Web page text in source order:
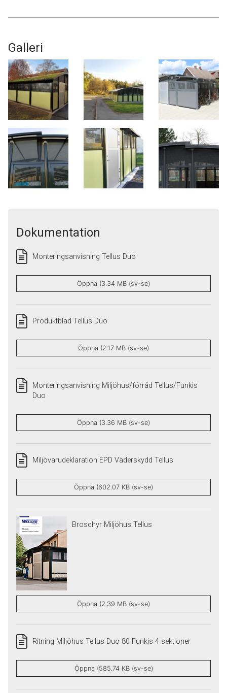
Galleri
Dokumentation
Monteringsanvisning Tellus Duo
Öppna (3.34 MB (sv-se)
Produktblad Tellus Duo
Öppna (2.17 MB (sv-se)
Monteringsanvisning Miljöhus/förråd Tellus/Funkis
Duo
Öppna (3.36 MB (sv-se)
Miljövarudeklaration EPD Väderskydd Tellus
Öppna (602.07 KB (sv-se)
Broschyr Miljöhus Tellus
Öppna (2.39 MB (sv-se)
Ritning Miljöhus Tellus Duo 80 Funkis 4 sektioner
Öppna (585.74 KB (sv-se)